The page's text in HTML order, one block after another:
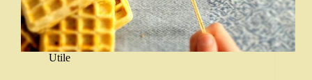
Utile